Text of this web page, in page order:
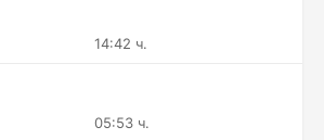
14:42 ч.
05:53 ч.